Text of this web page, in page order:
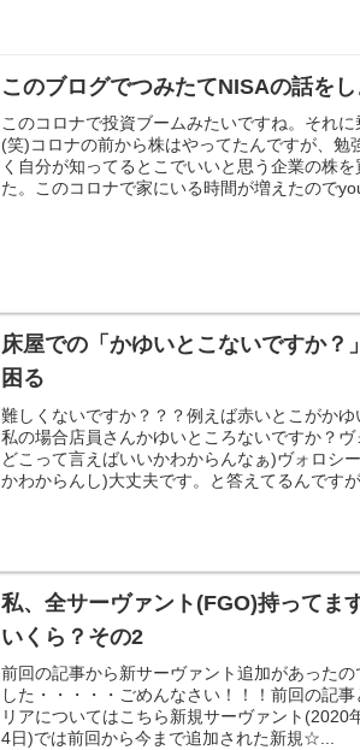
このブログでつみたてNISAの話を
このコロナで投資ブームみたいですね。それ
(笑)コロナの前から株はやってたんですが、勉
く自分が知ってるとこでいいと思う企業の株
た。このコロナで家にいる時間が増えたので
床屋での「かゆいとこないですか？
困る
難しくないですか？？？例えば赤いとこがかゆ
私の場合店員さんかゆいところないですか？
どこって言えばいいかわからんなぁ)ヴォロシ
かわからんし)大丈夫です。と答えてるんですが
私、全サーヴァント(FGO)持ってま
いくら？その2
前回の記事から新サーヴァント追加があったの
した・・・・・ごめんなさい！！！前回の記
リアについてはこちら新規サーヴァント(2020
4日)では前回から今まで追加された新規☆...